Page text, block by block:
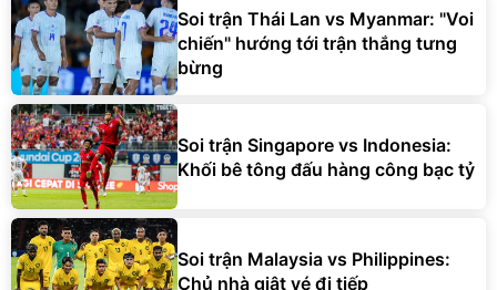
Soi trận Thái Lan vs Myanmar: "Voi
chiến" hướng tới trận thắng tưng
bừng
Soi trận Singapore vs Indonesia:
Khối bê tông đấu hàng công bạc tỷ
Soi trận Malaysia vs Philippines:
Chủ nhà giật vé đi tiếp